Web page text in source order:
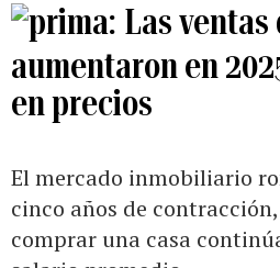
Las
aumentaron en
en precios
El mercado inmobiliario
cinco años de
comprar una casa